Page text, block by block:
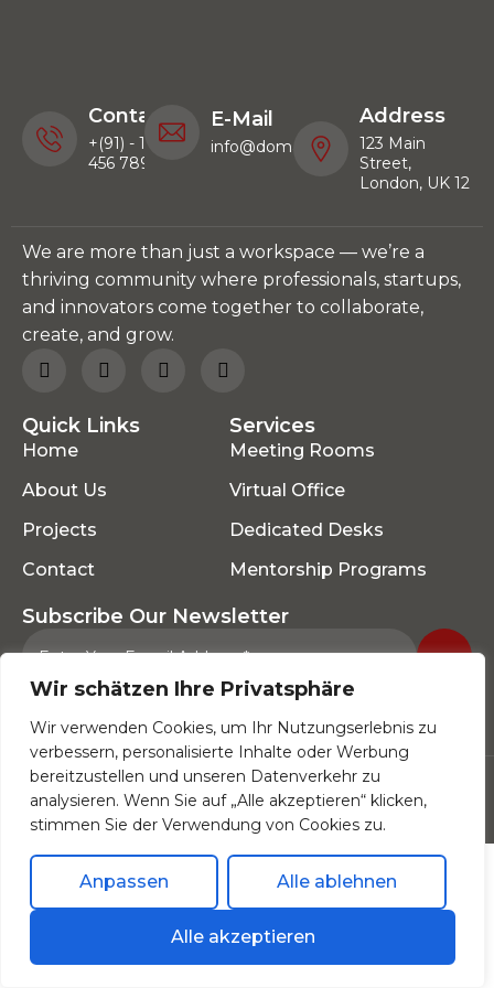
Wir schätzen Ihre Privatsphäre
Wir verwenden Cookies, um Ihr Nutzungserlebnis zu
verbessern, personalisierte Inhalte oder Werbung
bereitzustellen und unseren Datenverkehr zu
analysieren. Wenn Sie auf „Alle akzeptieren“ klicken,
stimmen Sie der Verwendung von Cookies zu.
Anpassen Alle ablehnen
Alle akzeptieren
Contact
+(91) - 123
456 789
E-Mail
info@domainname.com
Address
123 Main
Street,
London, UK 12
We are more than just a workspace — we’re a
thriving community where professionals, startups,
and innovators come together to collaborate,
create, and grow.
Quick Links
Home
About Us
Projects
Contact
Services
Meeting Rooms
Virtual Office
Dedicated Desks
Mentorship Programs
Subscribe Our Newsletter
* Subscribe now for workspace tips and
community updates.
Copyright © 2025 All Rights Reserved.
Term’s & Condition
Privacy Policy